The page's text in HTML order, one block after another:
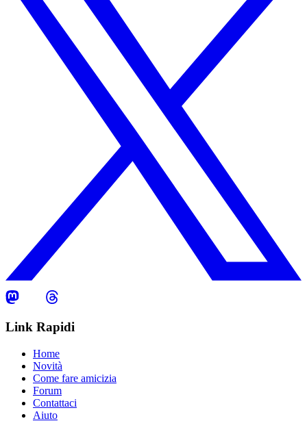
Link Rapidi
Home
Novità
Come fare amicizia
Forum
Contattaci
Aiuto